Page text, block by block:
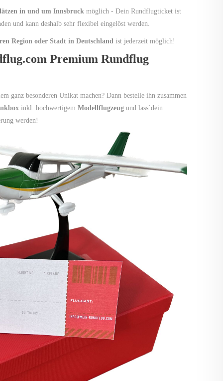
in und um Innsbruck möglich - Dein Rundflugticket ist
und kann deshalb sehr flexibel eingelöst werden.
Region oder Stadt in Deutschland ist jederzeit möglich!
Premium Rundflug
ganz besonderen Unikat machen? Dann bestelle ihn zusammen
inkl. hochwertigem Modellflugzeug und lass`dein
werden!